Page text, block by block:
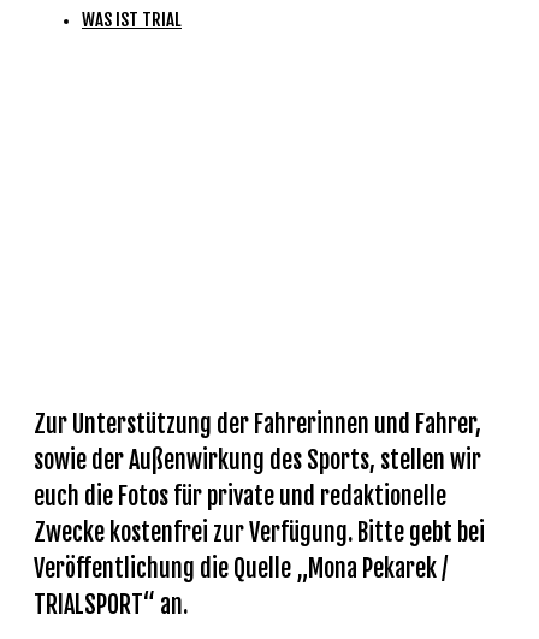
WAS IST TRIAL
Zur Unterstützung der Fahrerinnen und Fahrer,
sowie der Außenwirkung des Sports, stellen wir
euch die Fotos für private und redaktionelle
Zwecke kostenfrei zur Verfügung. Bitte gebt bei
Veröffentlichung die Quelle „Mona Pekarek /
TRIALSPORT“ an.